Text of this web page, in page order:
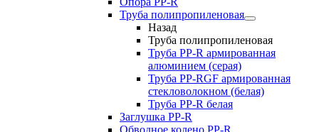
Труба полипропиленовая
Назад
Труба полипропиленовая
Труба PP-R армированная
алюминием (серая)
Труба PP-RGF армированная
стекловолокном (белая)
Труба РР-R белая
Заглушка PP-R
Обводное колено PP-R